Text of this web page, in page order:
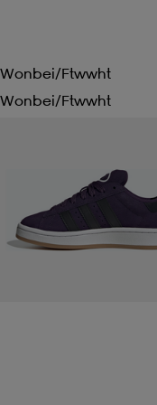
Wonbei/ftwwht
Wonbei/ftwwht